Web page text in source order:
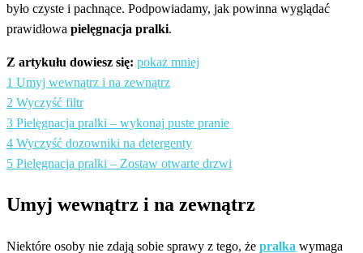
było czyste i pachnące. Podpowiadamy, jak powinna wyglądać
prawidłowa pielęgnacja pralki.
Z artykułu dowiesz się: pokaż mniej
1 Umyj wewnątrz i na zewnątrz
2 Wyczyść filtr
3 Pielęgnacja pralki – wykonaj puste pranie
4 Wyczyść dozowniki na detergenty
5 Pielęgnacja pralki – Zostaw otwarte drzwi
Umyj wewnątrz i na zewnątrz
Niektóre osoby nie zdają sobie sprawy z tego, że pralka wymaga